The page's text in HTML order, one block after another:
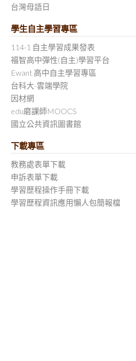
台灣母語日
學生自主學習專區
114-1 自主學習成果發表
福智高中彈性(自主)學習平台
Ewant 高中自主學習專區
台科大-雲端學院
因材網
edu磨課師MOOCS
國立公共資訊圖書館
下載專區
教務處表單下載
申訴表單下載
學習歷程操作手冊下載
學習歷程資訊應用懶人包簡報檔